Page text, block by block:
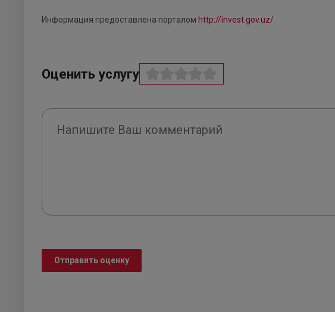
Информация предоставлена порталом http://invest.gov.uz/
Оценить услугу
Отправить оценку